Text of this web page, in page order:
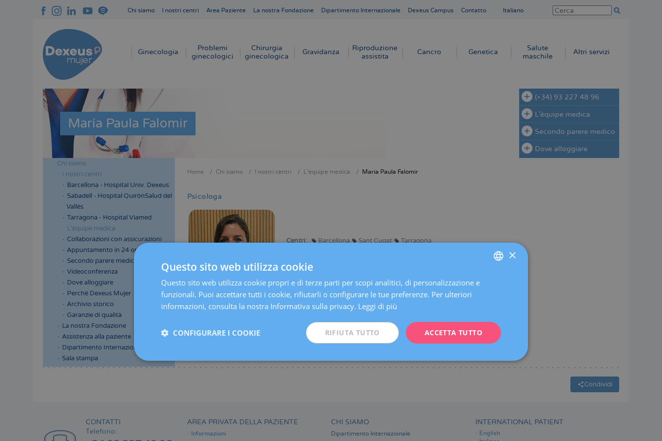
Chi siamo I nostri centri Area Paziente La nostra Fondazione Dipartimento Internazionale Dexeus Campus Contatto Italiano
Navegación
Ginecologia
Problemi
ginecologici
Chirurgia
ginecologica
Gravidanza
Riproduzione
assistita
Cancro Genetica
Salute
maschile
Altri servizi
María Paula Falomir
(+34) 93 227 48 96
L'équipe medica
Secondo parere medico
Dove alloggiare
Menú
lateral
cabecera
Chi siamo
I nostri centri
Barcellona - Hospital Univ. Dexeus
Sabadell - Hospital QuirónSalud del
Vallés
Tarragona - Hospital Viamed
L'équipe medica
Collaborazioni con assicurazioni
Appuntamento in 24 ore
Secondo parere medico
Videoconferenza
Dove alloggiare
Perché Dexeus Mujer
Archivio storico
Garanzie di qualità
La nostra Fondazione
Assistenza alla paziente
Dipartimento Internazionale
Sala stampa
di
Home Chi siamo I nostri centri L'équipe medica María Paula Falomir
Psicologa
Centri: Barcellona Sant Cugat Tarragona
Condividi
CONTATTI
Telefono:
AREA PRIVATA DELLA PAZIENTE
Informazioni
CHI SIAMO
Dipartimento Internazionale
INTERNATIONAL PATIENT
English
FRENCH
×
Questo sito web utilizza cookie
Questo sito web utilizza cookie propri e di terze parti per scopi analitici, di personalizzazione e
funzionali. Puoi accettare tutti i cookie, rifiutarli o configurare le tue preferenze. Per ulteriori
informazioni, consulta la nostra Informativa sulla privacy. Leggi di più
ACCETTA TUTTO
RIFIUTA TUTTO
CONFIGURARE I COOKIE